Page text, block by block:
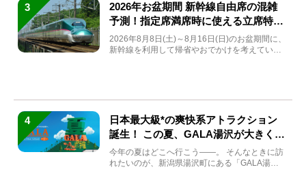
3
2026年お盆期間 新幹線自由席の混雑
予測！指定席満席時に使える立席特急
券も解説
2026年8月8日(土)～8月16日(日)のお盆期間に、
新幹線を利用して帰省やおでかけを考えている
4
日本最大級*の爽快系アトラクション
誕生！ この夏、GALA湯沢が大きく生
まれ変わる
今年の夏はどこへ行こう――。 そんなときに訪
れたいのが、新潟県湯沢町にある「GALA湯